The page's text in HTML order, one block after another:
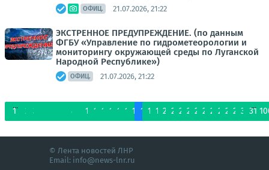
ОФИЦ. 21.07.2026, 21:22
ЭКСТРЕННОЕ ПРЕДУПРЕЖДЕНИЕ. (по данным
ФГБУ «Управление по гидрометеорологии и
мониторингу окружающей среды по Луганской
Народной Республике»)
ОФИЦ. 21.07.2026, 21:22
1
...
2 3 8 1011 12 13 14 1516 17 1819202122232425262728293031
...
© Лента новостей ЛНР
Email: info@news-lnr.ru